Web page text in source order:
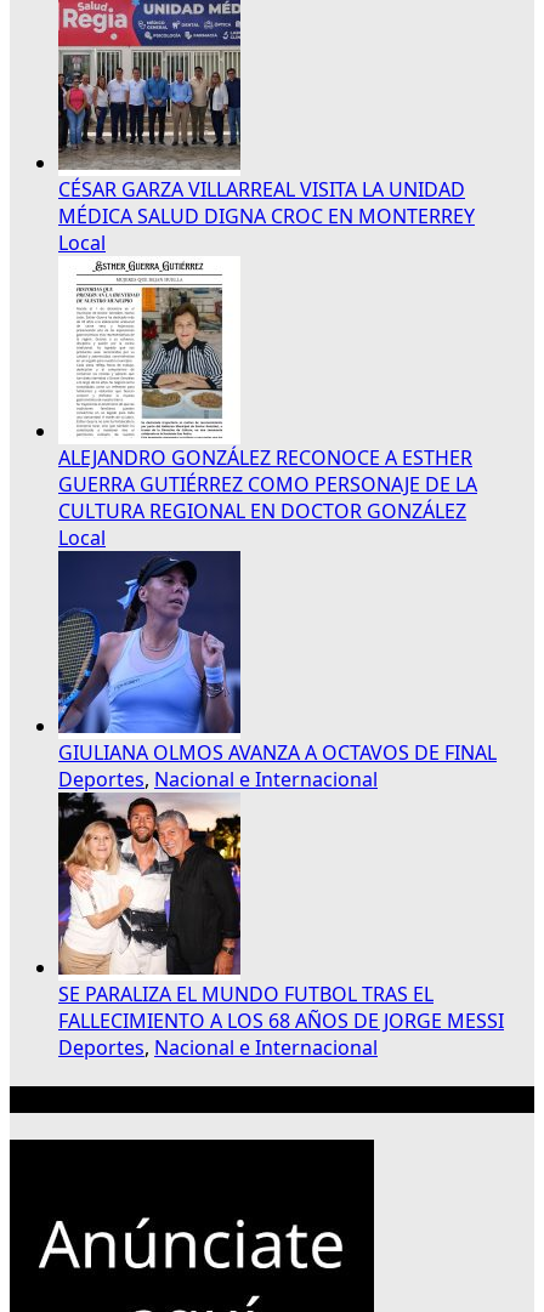
CÉSAR GARZA VILLARREAL VISITA LA UNIDAD
MÉDICA SALUD DIGNA CROC EN MONTERREY
Local
ALEJANDRO GONZÁLEZ RECONOCE A ESTHER
GUERRA GUTIÉRREZ COMO PERSONAJE DE LA
CULTURA REGIONAL EN DOCTOR GONZÁLEZ
Local
GIULIANA OLMOS AVANZA A OCTAVOS DE FINAL
Deportes, Nacional e Internacional
SE PARALIZA EL MUNDO FUTBOL TRAS EL
FALLECIMIENTO A LOS 68 AÑOS DE JORGE MESSI
Deportes, Nacional e Internacional